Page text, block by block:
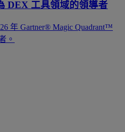
DEX 工具領域的領導者
年 Gartner® Magic Quadrant™
。